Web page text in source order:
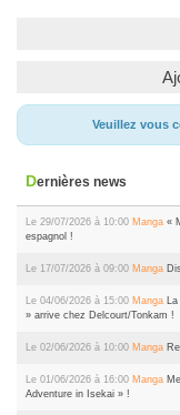
Veuillez vous
Dernières news
Le 29/07/2026 à 10:00 Manga «
espagnol !
Le 17/07/2026 à 09:00 Manga
Le 04/06/2026 à 15:00 Manga
» arrive chez Delcourt/Tonkam !
Le 02/06/2026 à 10:00 Manga
Le 01/06/2026 à 16:00 Manga
Adventure in Isekai » !